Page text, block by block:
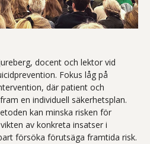
docent och lektor vid
Fokus låg på
där patient och
en individuell säkerhetsplan.
kan minska risken för
av konkreta insatser i
försöka förutsäga framtida risk.